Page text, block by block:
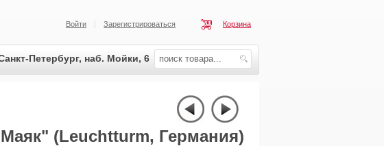
Корзина
Зарегистрироваться
Войти
Петербург, наб. Мойки, 6
(Leuchtturm, Германия)